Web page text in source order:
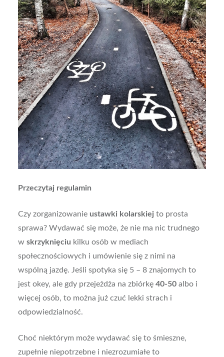
Przeczytaj regulamin
Czy zorganizowanie ustawki kolarskiej to prosta
sprawa? Wydawać się może, że nie ma nic trudnego
w skrzyknięciu kilku osób w mediach
społecznościowych i umówienie się z nimi na
wspólną jazdę. Jeśli spotyka się 5 – 8 znajomych to
jest okey, ale gdy przejeżdża na zbiórkę 40-50albo i
więcej osób, to można już czuć lekki strach i
odpowiedzialność.
Choć niektórym może wydawać się to śmieszne,
zupełnie niepotrzebne i niezrozumiałe to